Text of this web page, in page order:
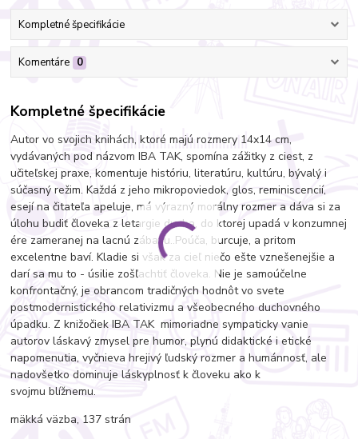
Kompletné špecifikácie
Komentáre 0
Kompletné špecifikácie
Autor vo svojich knihách, ktoré majú rozmery 14x14 cm,
vydávaných pod názvom IBA TAK, spomína zážitky z ciest, z
učiteľskej praxe, komentuje históriu, literatúru, kultúru, bývalý i
súčasný režim. Každá z jeho mikropoviedok, glos, reminiscencií,
esejí na čitateľa apeluje, má výrazný morálny rozmer a dáva si za
úlohu budiť človeka z letargie ducha, do ktorej upadá v konzumnej
ére zameranej na lacnú zábavu..Poúča, burcuje, a pritom
excelentne baví. Kladie si však za cieľ niečo ešte vznešenejšie a
darí sa mu to - úsilie zošľachtiť človeka. Nie je samoúčelne
konfrontačný, je obrancom tradičných hodnôt vo svete
postmodernistického relativizmu a všeobecného duchovného
úpadku. Z knižočiek IBA TAK mimoriadne sympaticky vanie
autorov láskavý zmysel pre humor, plynú didaktické i etické
napomenutia, vyčnieva hrejivý ľudský rozmer a humánnosť, ale
nadovšetko dominuje láskyplnosť k človeku ako k
svojmu blížnemu.
mäkká väzba, 137 strán